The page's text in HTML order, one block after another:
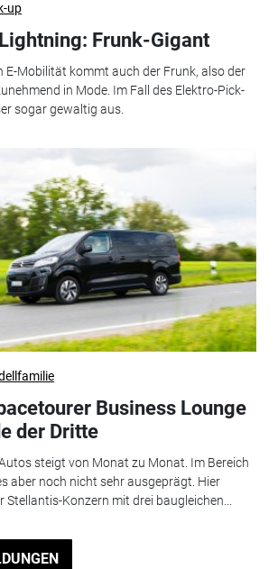
up
Frunk-Gigant
E-Mobilität kommt auch der Frunk, also der
in Mode. Im Fall des Elektro-Pick-
sogar gewaltig aus.
Business Lounge
der Dritte
steigt von Monat zu Monat. Im Bereich
aber noch nicht sehr ausgeprägt. Hier
Konzern mit drei baugleichen...